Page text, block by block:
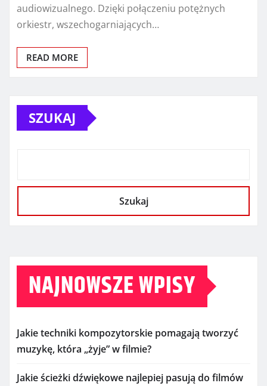
audiowizualnego. Dzięki połączeniu potężnych
orkiestr, wszechogarniających…
READ MORE
SZUKAJ
Szukaj
NAJNOWSZE WPISY
Jakie techniki kompozytorskie pomagają tworzyć
muzykę, która „żyje” w filmie?
Jakie ścieżki dźwiękowe najlepiej pasują do filmów